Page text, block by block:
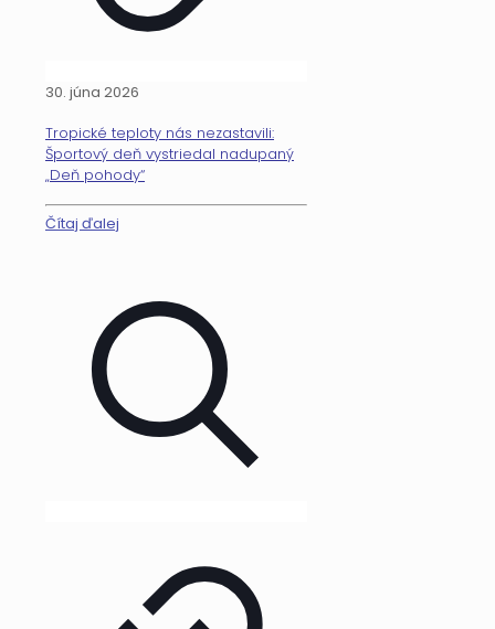
30. júna 2026
Tropické teploty nás nezastavili:
Športový deň vystriedal nadupaný
„Deň pohody“
Čítaj ďalej